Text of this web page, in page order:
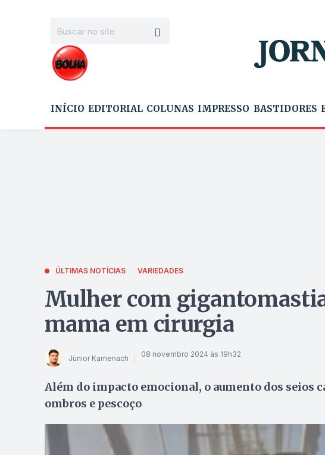
INÍCIO EDITORIAL COLUNAS IMPRESSO BASTIDORES
ÚLTIMAS NOTÍCIAS VARIEDADES
Mulher com
mama em cirurgia
Júnior Kamenach 08 novembro 2024 às 19h32
Além do impacto emocional, o aumento dos seios
ombros e pescoço